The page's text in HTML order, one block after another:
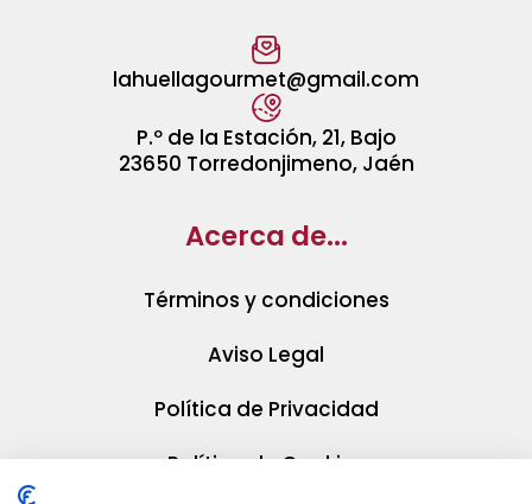
lahuellagourmet@gmail.com
P.º de la Estación, 21, Bajo
23650 Torredonjimeno, Jaén
Acerca de...
Términos y condiciones
Aviso Legal
Política de Privacidad
Política de Cookies